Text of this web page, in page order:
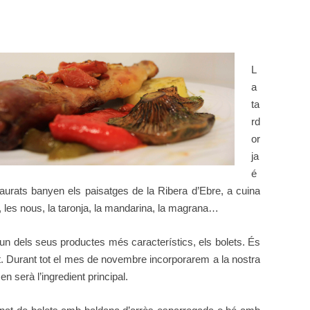
L
a
ta
rd
or
ja
é
banyen els paisatges de la Ribera d’Ebre, a cuina
nous, la taronja, la mandarina, la magrana…
dels seus productes més característics, els bolets. És
tot el mes de novembre incorporarem a la nostra
serà l’ingredient principal.